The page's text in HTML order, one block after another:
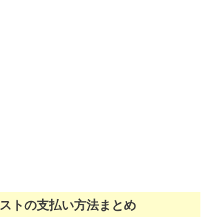
トの支払い方法まとめ